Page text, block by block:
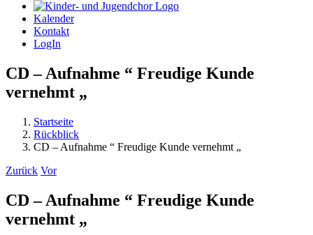
Kalender
Kontakt
LogIn
CD – Aufnahme “ Freudige Kunde
vernehmt „
Startseite
Rückblick
CD – Aufnahme “ Freudige Kunde vernehmt „
Zurück Vor
CD – Aufnahme “ Freudige Kunde
vernehmt „